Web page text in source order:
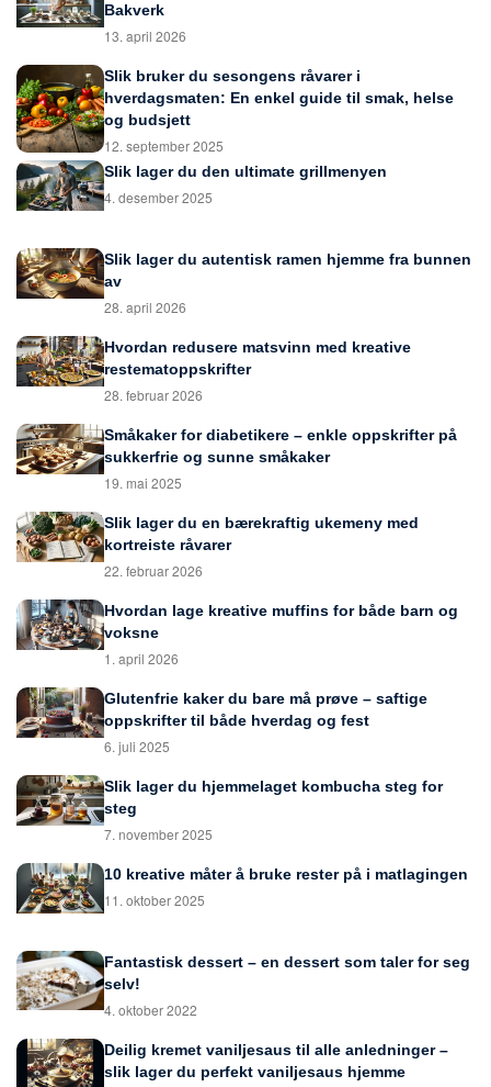
Bakverk
13. april 2026
Slik bruker du sesongens råvarer i
hverdagsmaten: En enkel guide til smak, helse
og budsjett
12. september 2025
Slik lager du den ultimate grillmenyen
4. desember 2025
Slik lager du autentisk ramen hjemme fra bunnen
av
28. april 2026
Hvordan redusere matsvinn med kreative
restematoppskrifter
28. februar 2026
Småkaker for diabetikere – enkle oppskrifter på
sukkerfrie og sunne småkaker
19. mai 2025
Slik lager du en bærekraftig ukemeny med
kortreiste råvarer
22. februar 2026
Hvordan lage kreative muffins for både barn og
voksne
1. april 2026
Glutenfrie kaker du bare må prøve – saftige
oppskrifter til både hverdag og fest
6. juli 2025
Slik lager du hjemmelaget kombucha steg for
steg
7. november 2025
10 kreative måter å bruke rester på i matlagingen
11. oktober 2025
Fantastisk dessert – en dessert som taler for seg
selv!
4. oktober 2022
Deilig kremet vaniljesaus til alle anledninger –
slik lager du perfekt vaniljesaus hjemme